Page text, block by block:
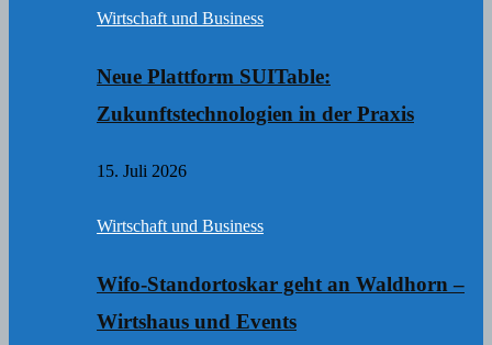
Wirtschaft und Business
Neue Plattform SUITable:
Zukunftstechnologien in der Praxis
15. Juli 2026
Wirtschaft und Business
Wifo-Standortoskar geht an Waldhorn –
Wirtshaus und Events